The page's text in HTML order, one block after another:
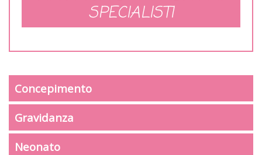
SPECIALISTI
Concepimento
Gravidanza
Neonato